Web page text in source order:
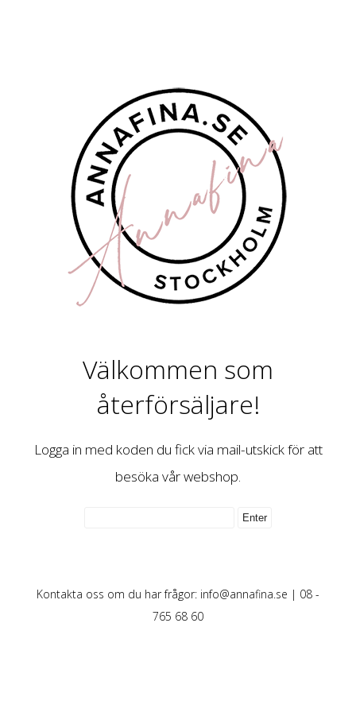
Välkommen som
återförsäljare!
Logga in med koden du fick via mail-utskick för att
besöka vår webshop.
Kontakta oss om du har frågor: info@annafina.se | 08 -
765 68 60